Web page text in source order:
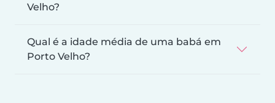
Velho?
Qual é a idade média de uma babá em
Porto Velho?